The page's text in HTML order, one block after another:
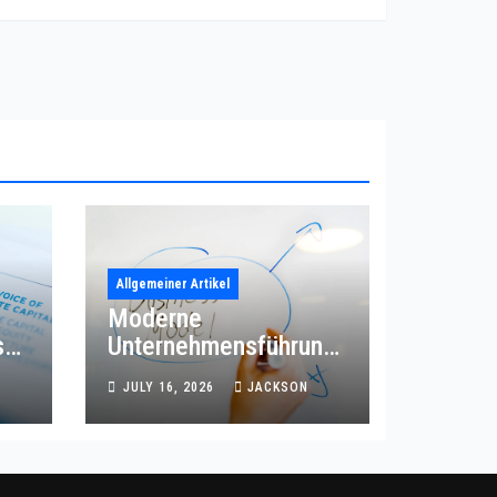
Allgemeiner Artikel
Moderne
Unternehmensführung
mit effizienter
Prozessordnung
JULY 16, 2026 JACKSON